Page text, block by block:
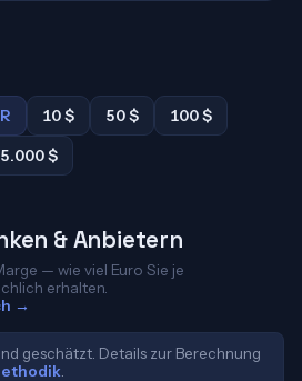
10 $ 50 $
100 $
5.000 $
& Anbietern
— wie viel Euro Sie je
erhalten.
→
geschätzt. Details zur Berechnung